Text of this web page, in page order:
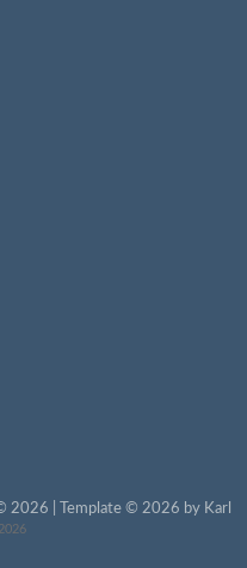
2026 | Template © 2026 by Karl